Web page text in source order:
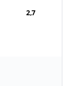
2,7